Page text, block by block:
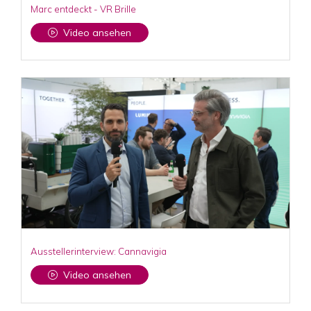
Marc entdeckt - VR Brille
Video ansehen
Ausstellerinterview: Cannavigia
Video ansehen